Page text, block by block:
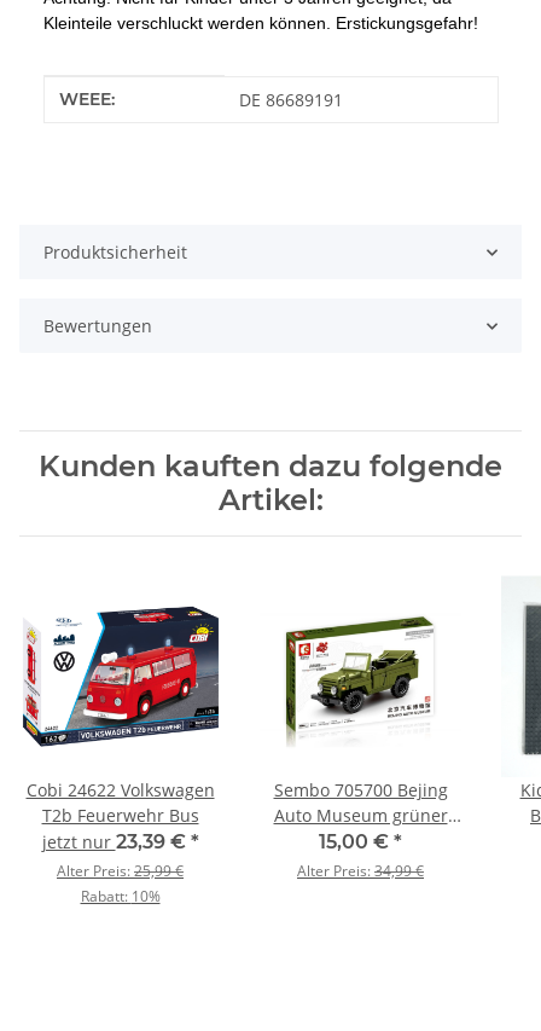
Kleinteile verschluckt werden können. Erstickungsgefahr!
Produkteigenschaft
Wert
WEEE: DE 86689191
Produktsicherheit
Bewertungen
Kunden kauften dazu folgende
Artikel:
Cobi 24622 Volkswagen
T2b Feuerwehr Bus
jetzt nur 23,39 € *
Alter Preis:25,99 €
Rabatt: 10%
Sembo 705700 Bejing
Auto Museum grüner
Armee-Geländewagen
15,00 € *
Alter Preis:34,99 €